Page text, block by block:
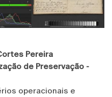
Pereira
de Preservação -
operacionais e